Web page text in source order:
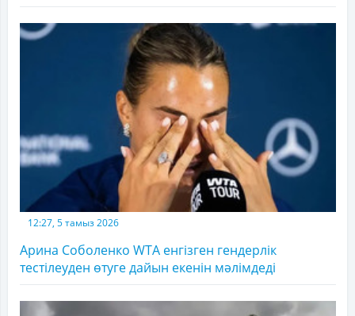
12:27, 5 тамыз 2026
Арина Соболенко WTA енгізген гендерлік
тестілеуден өтуге дайын екенін мәлімдеді